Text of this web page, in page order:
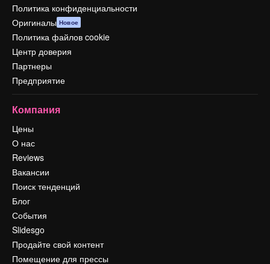
Политика конфиденциальности
Оригиналы Новое
Политика файлов cookie
Центр доверия
Партнеры
Предприятие
Компания
Цены
О нас
Reviews
Вакансии
Поиск тенденций
Блог
События
Slidesgo
Продайте свой контент
Помещение для прессы